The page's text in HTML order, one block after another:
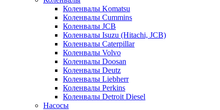
Коленвалы Komatsu
Коленвалы Cummins
Коленвалы JCB
Коленвалы Isuzu (Hitachi, JCB)
Коленвалы Caterpillar
Коленвалы Volvo
Коленвалы Doosan
Коленвалы Deutz
Коленвалы Liebherr
Коленвалы Perkins
Коленвалы Detroit Diesel
Насосы